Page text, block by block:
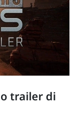
trailer di